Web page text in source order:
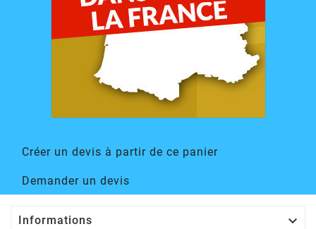
Créer un devis à partir de ce panier
Demander un devis
Informations 